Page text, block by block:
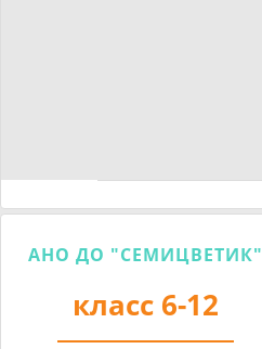
АНО ДО "СЕМИЦВЕТИК"
класс 6-12